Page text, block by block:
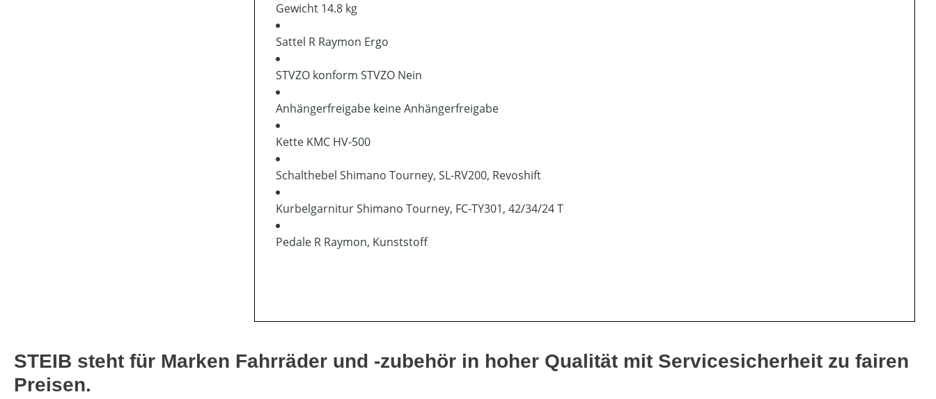
Gewicht 14.8 kg
Sattel R Raymon Ergo
STVZO konform STVZO Nein
Anhängerfreigabe keine Anhängerfreigabe
Kette KMC HV-500
Schalthebel Shimano Tourney, SL-RV200, Revoshift
KurbelgarniturShimano Tourney, FC-TY301, 42/34/24 T
Pedale R Raymon, Kunststoff
STEIB steht für Marken Fahrräder und -zubehör in hoher Qualität mit Servicesicherheit zu fairen
Preisen.